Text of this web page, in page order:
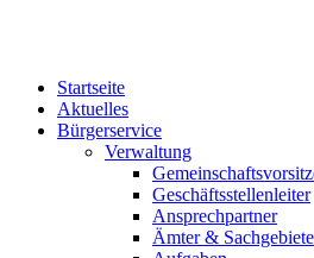
Startseite
Aktuelles
Bürgerservice
Verwaltung
Geschäftsstellenleiter
Ansprechpartner
Ämter & Sachgebiete